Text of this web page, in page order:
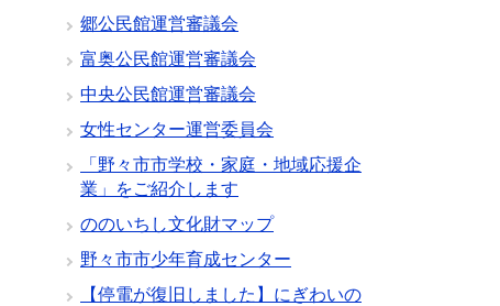
郷公民館運営審議会
富奥公民館運営審議会
中央公民館運営審議会
女性センター運営委員会
「野々市市学校・家庭・地域応援企
業」をご紹介します
ののいちし文化財マップ
野々市市少年育成センター
【停電が復旧しました】にぎわいの